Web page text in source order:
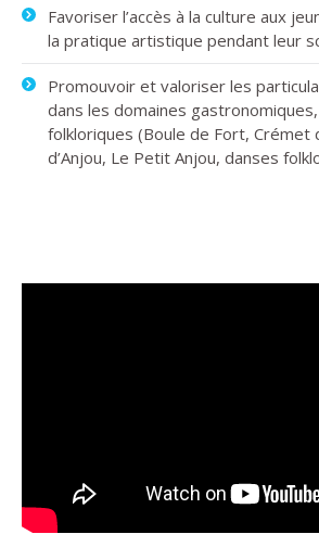
Favoriser l’accès à la culture aux
la pratique artistique pendant leur
Promouvoir et valoriser les
dans les domaines
folkloriques (Boule de Fort, Crémet
d’Anjou, Le Petit Anjou, danses